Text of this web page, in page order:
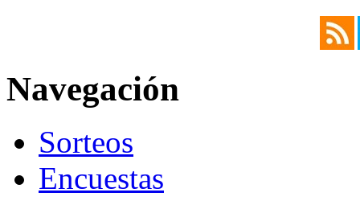
Navegación
Sorteos
Encuestas